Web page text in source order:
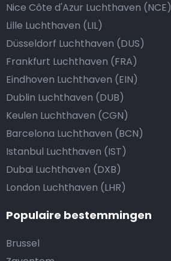
Nice Côte d'Azur Luchthaven (NCE)
Lille Luchthaven (LIL)
Düsseldorf Luchthaven (DUS)
Frankfurt Luchthaven (FRA)
Eindhoven Luchthaven (EIN)
Dublin Luchthaven (DUB)
Keulen Luchthaven (CGN)
Barcelona Luchthaven (BCN)
Istanbul Luchthaven (IST)
Dubai Luchthaven (DXB)
London Luchthaven (LHR)
Populaire bestemmingen
Brussel